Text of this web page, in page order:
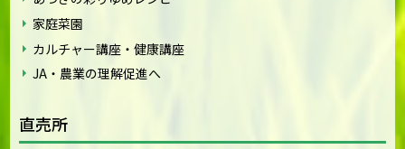
家庭菜園
カルチャー講座・健康講座
JA・農業の理解促進へ
直売所